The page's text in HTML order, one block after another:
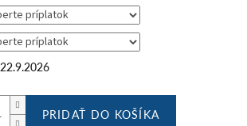
22.9.2026
PRIDAŤ DO KOŠÍKA